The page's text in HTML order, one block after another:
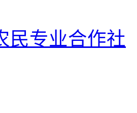
民专业合作社